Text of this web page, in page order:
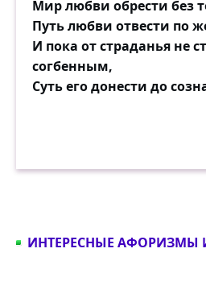
Мир любви обрести без
Путь любви отвести по
И пока от страданья не
согбенным,
Суть его донести до
ИНТЕРЕСНЫЕ АФОРИЗМЫ